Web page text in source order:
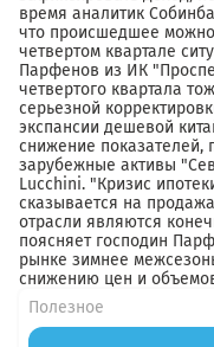
время аналитик
что происшедшее
четвертом квартале
Парфенов из ИК
четвертого квартала
серьезной
экспансии дешевой
снижение показателей,
зарубежные активы
Lucchini. "Кризис
сказывается на
отрасли являются
поясняет господин
рынке зимнее
снижению цен и
Полезное